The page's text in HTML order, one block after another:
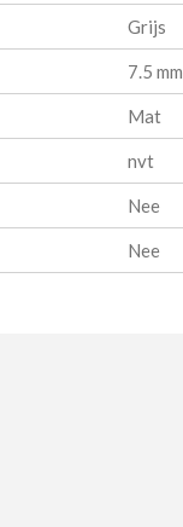
Grijs
7.5 mm
Mat
nvt
Nee
Nee